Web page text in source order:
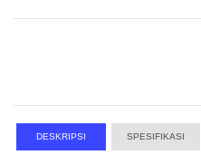
DESKRIPSI SPESIFIKASI